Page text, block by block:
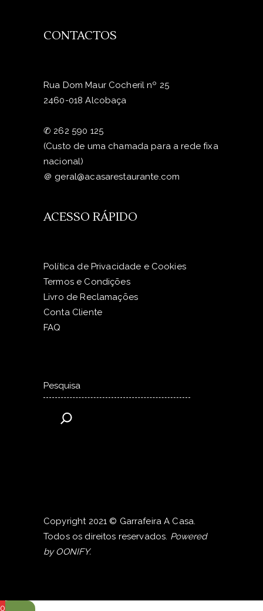
CONTACTOS
Rua Dom Maur Cocheril nº 25
2460-018 Alcobaça
✆ 262 590 125
(Custo de uma chamada para a rede fixa
nacional)
＠ geral@acasarestaurante.com
ACESSO RÁPIDO
Política de Privacidade e Cookies
Termos e Condições
Livro de Reclamações
Conta Cliente
FAQ
Copyright 2021 © Garrafeira A Casa.
Todos os direitos reservados. Powered
byOONIFY.
0